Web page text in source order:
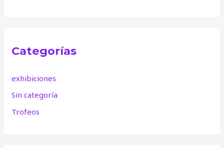
Categorías
exhibiciones
Sin categoría
Trofeos